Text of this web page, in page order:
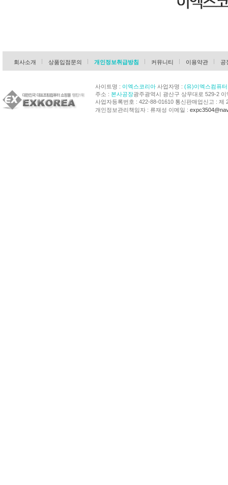
회사소개 상품입점문의 개인정보취급방침 커뮤니티 이용약관 공
사이트명 : 이엑스코리아사업자명 : (유)이엑스컴퓨터
주소 : 본사공장광주광역시 광산구 상무대로 529-2 이
사업자등록번호 : 422-88-01610 통신판매업신고 : 제
개인정보관리책임자 : 류재성 이메일 :